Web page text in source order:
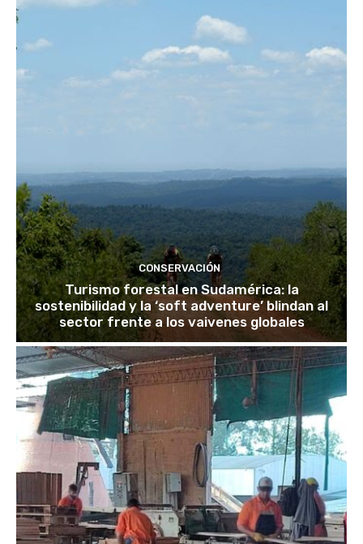
CONSERVACIÓN
Turismo forestal en Sudamérica: la
sostenibilidad y la ‘soft adventure’ blindan al
sector frente a los vaivenes globales